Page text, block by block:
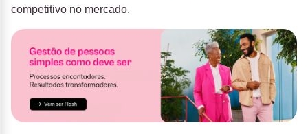
competitivo no mercado.